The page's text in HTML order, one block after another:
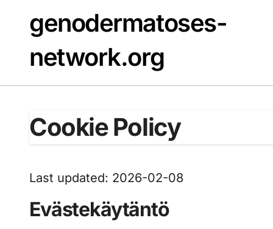
contentgenodermatoses-
network.org
Cookie Policy
Last updated: 2026-02-08
Evästekäytäntö